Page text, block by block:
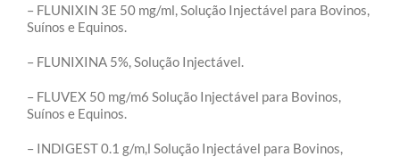
– FLUNIXIN 3E 50 mg/ml, Solução Injectável para Bovinos,
Suínos e Equinos.
– FLUNIXINA 5%, Solução Injectável.
– FLUVEX 50 mg/m6 Solução Injectável para Bovinos,
Suínos e Equinos.
– INDIGEST 0.1 g/m,l Solução Injectável para Bovinos,